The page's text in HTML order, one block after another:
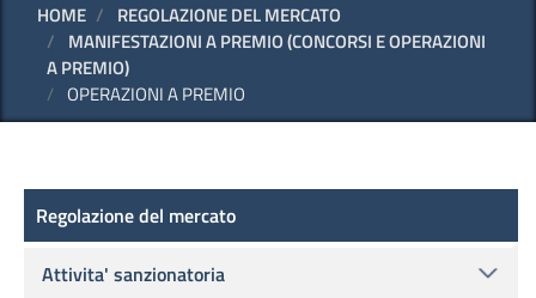
HOME
REGOLAZIONE DEL MERCATO
MANIFESTAZIONI A PREMIO (CONCORSI E OPERAZIONI
A PREMIO)
OPERAZIONI A PREMIO
Regolazione del mercato
Regolazione del mercato
Attivita' sanzionatoria